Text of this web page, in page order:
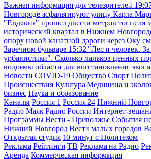
Важная информация для телезрителей
Новгороде асфальтируют улицу Карла
"Евдокия" прошел двести метров тоннеля
исторический квартал в Нижнем
опору новой канатной дороги через Оку
Заречном бульваре 15:32 "Лес и человек.
урбанистики". Сколько мальков ценных
водоёмы области для восстановления
Новости COVID-19 Общество Спорт
Происшествия Культура Медицина и
бизнес Наука и образование
Каналы Россия 1 Россия 24 Нижний
Радио Маяк Радио России Интернет-
Программы Вести - Приволжье События
Нижний Новгород Вести малых городов
Открытая студия 10 минут с Политехом
Реклама Рейтинги ТВ Реклама на Радио
Аренда Коммерческая информация